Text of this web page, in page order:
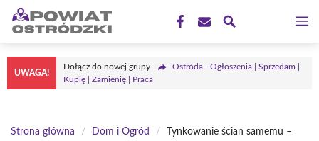
Przejdź
treści
UWAGA!
Dołącz do nowej grupy
Ostróda - Ogłoszenia | Sprzedam |
Kupię | Zamienię | Praca
Strona główna / Dom i Ogród /
Tynkowanie ścian samemu –